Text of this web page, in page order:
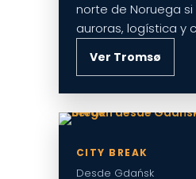
norte de Noruega
auroras, logística y
Ver Tromsø
CITY BREAK
Desde Gdańsk